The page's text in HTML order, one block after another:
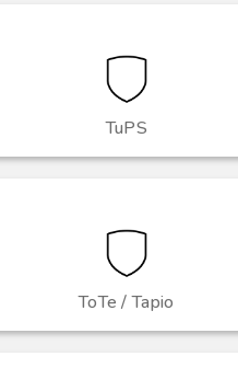
TuPS
ToTe / Tapio